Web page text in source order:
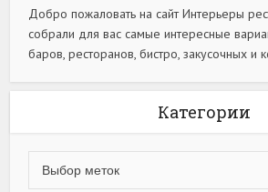
Добро пожаловать на сайт Интерьеры
собрали для вас самые интересные
баров, ресторанов, бистро, закусочных и
Категории